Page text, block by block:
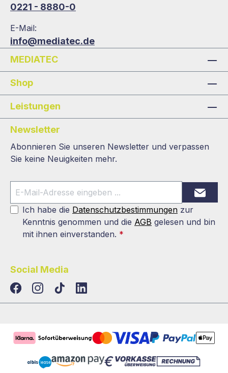
0221 - 8880-0
E-Mail:
info@mediatec.de
MEDIATEC
Shop
Leistungen
Newsletter
Abonnieren Sie unseren Newsletter und verpassen
Sie keine Neuigkeiten mehr.
Ich habe die Datenschutzbestimmungen zur
Kenntnis genommen und die AGB gelesen und bin
mit ihnen einverstanden. *
Social Media
TikTokLinkedIn